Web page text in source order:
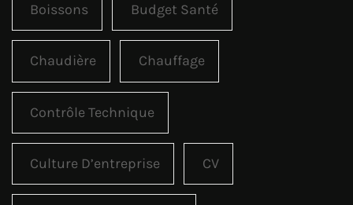
Boissons Budget Santé
Chaudière Chauffage
Contrôle Technique
Culture D’entreprise CV